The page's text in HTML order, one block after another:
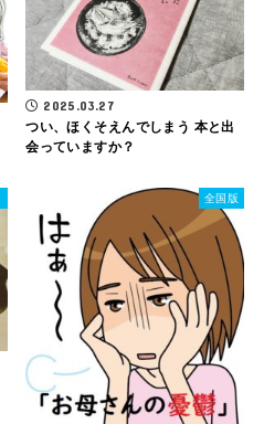
2025.03.27
つい、ほくそえんでしまう 本と出
会っていますか？
全国版